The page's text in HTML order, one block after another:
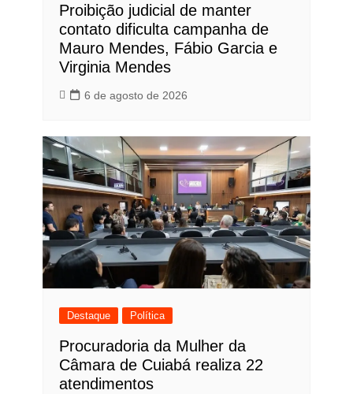
Proibição judicial de manter
contato dificulta campanha de
Mauro Mendes, Fábio Garcia e
Virginia Mendes
6 de agosto de 2026
Destaque Política
Procuradoria da Mulher da
Câmara de Cuiabá realiza 22
atendimentos